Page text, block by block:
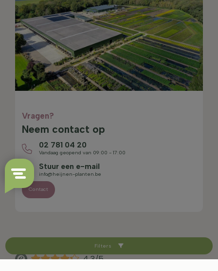
Filters
Vragen?
Neem contact op
02 781 04 20
Vandaag geopend van 09:00 - 17:00
Stuur een e-mail
info@heijnen-planten.be
Contact
4.3/5